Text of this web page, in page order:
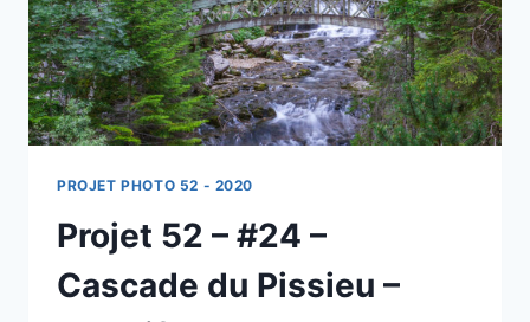
PROJET PHOTO 52 - 2020
Projet 52 – #24 –
Cascade du Pissieu –